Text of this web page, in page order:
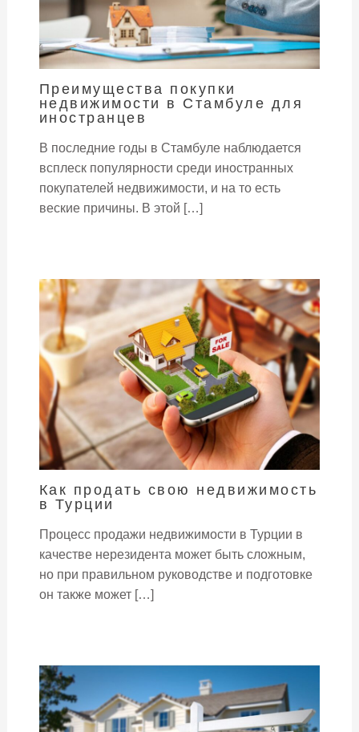
Преимущества покупки
недвижимости в Стамбуле для
иностранцев
В последние годы в Стамбуле наблюдается
всплеск популярности среди иностранных
покупателей недвижимости, и на то есть
веские причины. В этой […]
Как продать свою недвижимость
в Турции
Процесс продажи недвижимости в Турции в
качестве нерезидента может быть сложным,
но при правильном руководстве и подготовке
он также может […]